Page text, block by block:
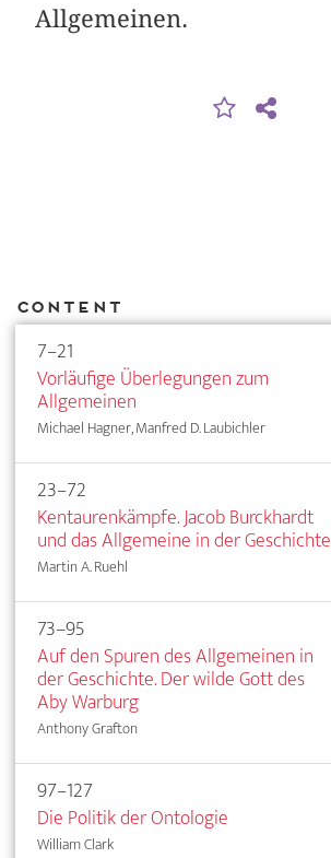
Allgemeinen.
Content
7–21
Vorläufige Überlegungen zum
Allgemeinen
Michael Hagner, Manfred D. Laubichler
23–72
Kentaurenkämpfe. Jacob Burckhardt
und das Allgemeine in der Geschichte
Martin A. Ruehl
73–95
Auf den Spuren des Allgemeinen in
der Geschichte. Der wilde Gott des
Aby Warburg
Anthony Grafton
97–127
Die Politik der Ontologie
William Clark